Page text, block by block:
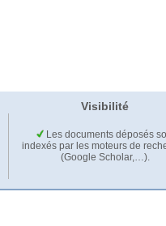
Visibilité
Les documents déposés
indexés par les moteurs de
(Google Scholar,…).